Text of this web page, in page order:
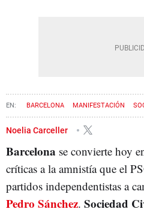
BARCELONA MANIFESTACIÓN
CONSTITUCIONALISMO AMNISTÍA
Noelia Carceller
Barcelona se convierte hoy
críticas a la amnistía que el
partidos independentistas a
Pedro Sánchez. Sociedad